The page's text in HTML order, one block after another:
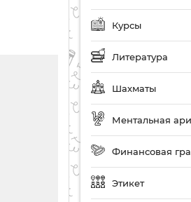
Курсы
Литература
Шахматы
Ментальная
Финансовая
Этикет